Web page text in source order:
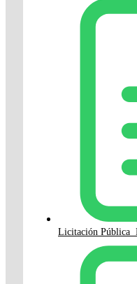
Licitación Pública